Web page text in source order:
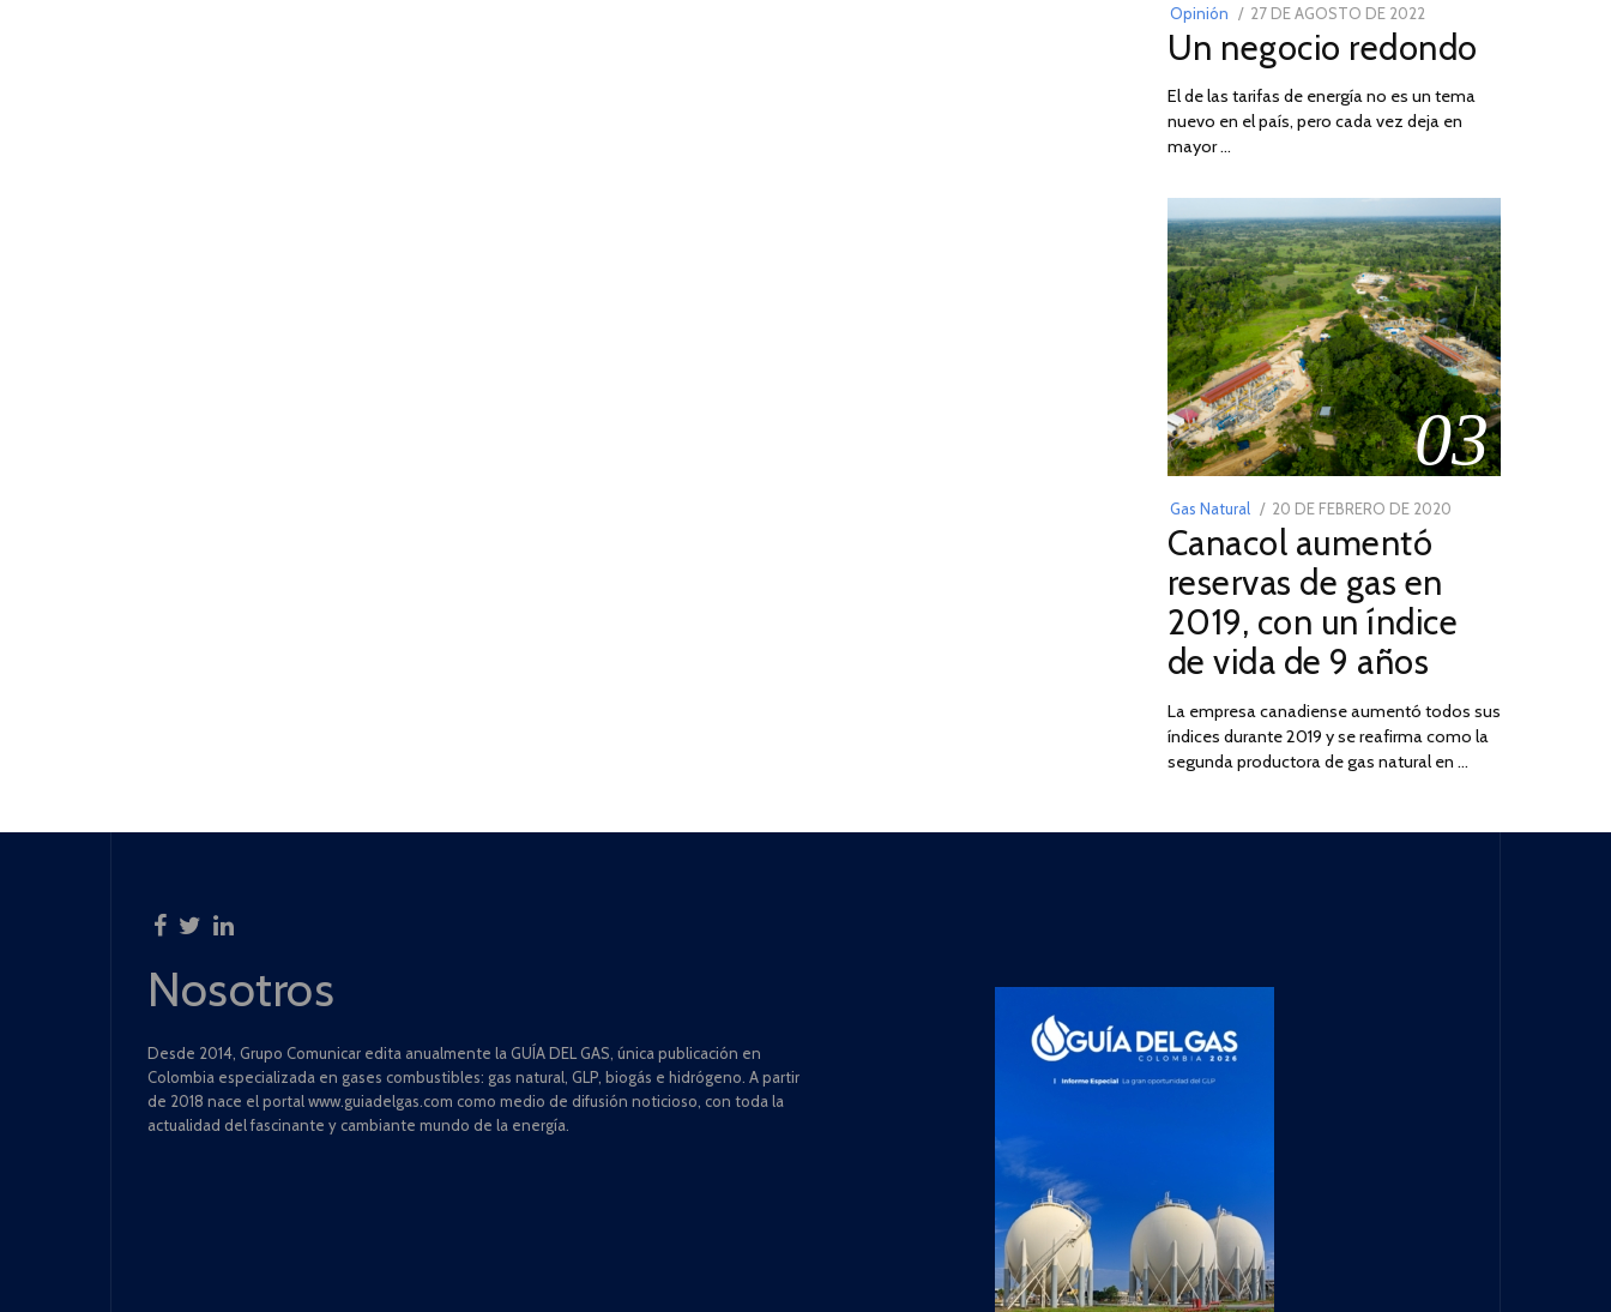
Opinión
POSTED
ON
27 DE AGOSTO DE 2022
DE
DE
2022
Un negocio redondo
El de las tarifas de energía no es un tema
nuevo en el país, pero cada vez deja en
mayor …
03
Gas Natural
POSTED
ON
20 DE FEBRERO DE 2020
2025
Canacol aumentó
reservas de gas en
2019, con un índice
de vida de 9 años
La empresa canadiense aumentó todos sus
índices durante 2019 y se reafirma como la
segunda productora de gas natural en …
Nosotros
Desde 2014, Grupo Comunicar edita anualmente la GUÍA DEL GAS, única publicación en
Colombia especializada en gases combustibles: gas natural, GLP, biogás e hidrógeno. A partir
de 2018 nace el portal www.guiadelgas.com como medio de difusión noticioso, con toda la
actualidad del fascinante y cambiante mundo de la energía.